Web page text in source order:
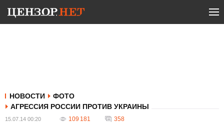
НОВОСТИ
ФОТО
АГРЕССИЯ РОССИИ ПРОТИВ УКРАИНЫ
15.07.14 00:20 109 181 358